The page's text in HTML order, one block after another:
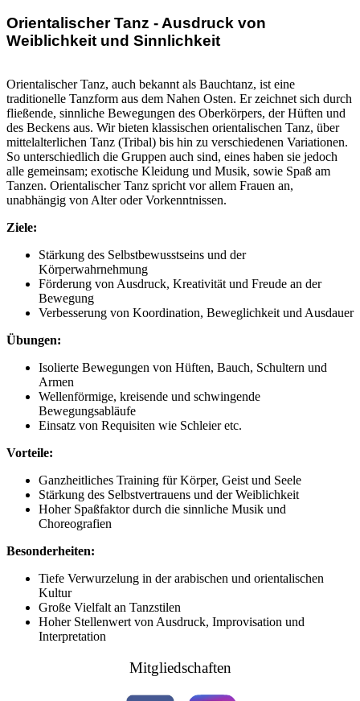
Orientalischer Tanz - Ausdruck von
Weiblichkeit und Sinnlichkeit
Orientalischer Tanz, auch bekannt als Bauchtanz, ist eine
traditionelle Tanzform aus dem Nahen Osten. Er zeichnet sich durch
fließende, sinnliche Bewegungen des Oberkörpers, der Hüften und
des Beckens aus. Wir bieten klassischen orientalischen Tanz, über
mittelalterlichen Tanz (Tribal) bis hin zu verschiedenen Variationen.
So unterschiedlich die Gruppen auch sind, eines haben sie jedoch
alle gemeinsam; exotische Kleidung und Musik, sowie Spaß am
Tanzen. Orientalischer Tanz spricht vor allem Frauen an,
unabhängig von Alter oder Vorkenntnissen.
Ziele:
Stärkung des Selbstbewusstseins und der
Körperwahrnehmung
Förderung von Ausdruck, Kreativität und Freude an der
Bewegung
Verbesserung von Koordination, Beweglichkeit und Ausdauer
Übungen:
Isolierte Bewegungen von Hüften, Bauch, Schultern und
Armen
Wellenförmige, kreisende und schwingende
Bewegungsabläufe
Einsatz von Requisiten wie Schleier etc.
Vorteile:
Ganzheitliches Training für Körper, Geist und Seele
Stärkung des Selbstvertrauens und der Weiblichkeit
Hoher Spaßfaktor durch die sinnliche Musik und
Choreografien
Besonderheiten:
Tiefe Verwurzelung in der arabischen und orientalischen
Kultur
Große Vielfalt an Tanzstilen
Hoher Stellenwert von Ausdruck, Improvisation und
Interpretation
Mitgliedschaften